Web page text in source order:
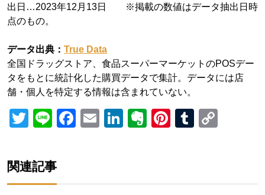
出日…2023年12月13日 ※掲載の数値はデータ抽出日時
点のもの。
データ出典： True Data
全国ドラッグストア、食品スーパーマーケットのPOSデー
タをもとに統計化した購買データで集計。データには店
舗・個人を特定する情報は含まれていない。
Twitter
LineFacebook
EmailLinkedIn
Evernote
Pinterest
Tumblr
関連記事